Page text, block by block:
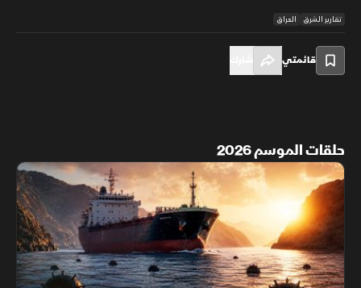
تقارير الشرق العراق
قائمتي
حلقات الموسم 2026